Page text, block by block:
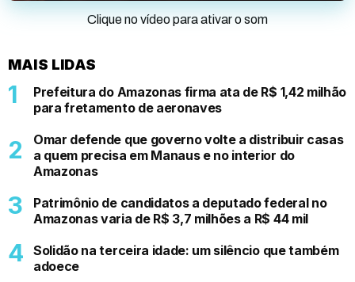
Clique no vídeo para ativar o som
MAIS LIDAS
Prefeitura do Amazonas firma ata de R$ 1,42 milhão
para fretamento de aeronaves
Omar defende que governo volte a distribuir casas
a quem precisa em Manaus e no interior do
Amazonas
Patrimônio de candidatos a deputado federal no
Amazonas varia de R$ 3,7 milhões a R$ 44 mil
Solidão na terceira idade: um silêncio que também
adoece